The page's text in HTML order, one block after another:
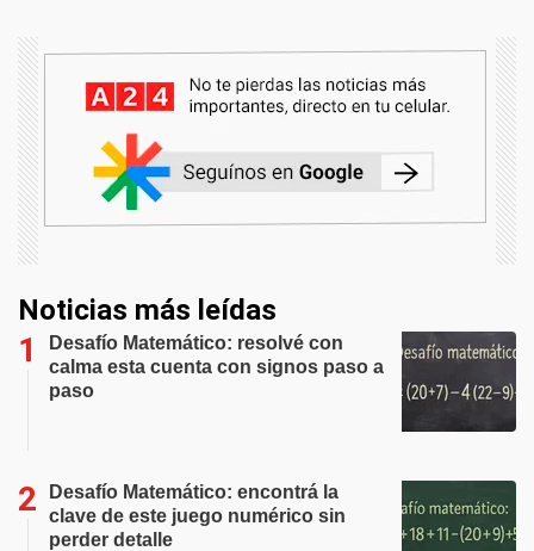
Noticias más leídas
Desafío Matemático: resolvé con
calma esta cuenta con signos paso a
paso
Desafío Matemático: encontrá la
clave de este juego numérico sin
perder detalle